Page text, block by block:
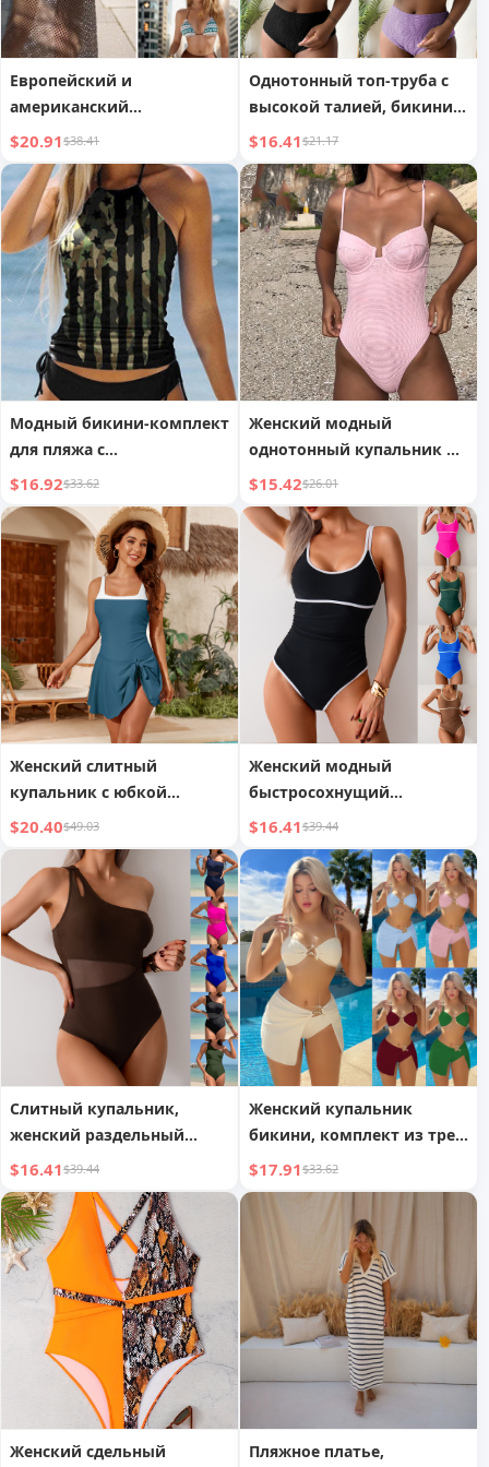
Европейский и
американский
сексуальный комплект
бикини с длинной
сетчатой юбкой из трех
предметов для женщин
$20.91$38.41
Однотонный топ-труба с
высокой талией, бикини
для полных женщин
$16.41$21.17
Модный бикини-комплект
для пляжа с
индивидуальностью
$16.92$33.62
Женский модный
однотонный купальник в
европейском и
американском стиле
$15.42$26.01
Женский слитный
купальник с юбкой
спортивный большого
размера
$20.40$49.03
Женский модный
быстросохнущий
спортивный цельный
купальник
$16.41$39.44
Слитный купальник,
женский раздельный
купальник на одно плечо,
спортивный
$16.41$39.44
Женский купальник
бикини, комплект из трех
предметов
$17.91$33.62
Женский сдельный
Пляжное платье,